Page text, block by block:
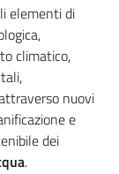
elementi di
climatico,
nuovi
e
dei
.